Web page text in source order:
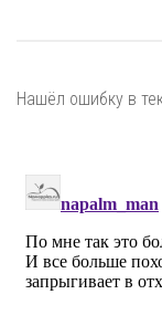
Нашёл ошибку в